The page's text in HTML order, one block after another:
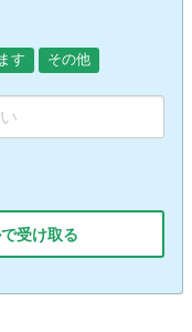
す その他
受け取る